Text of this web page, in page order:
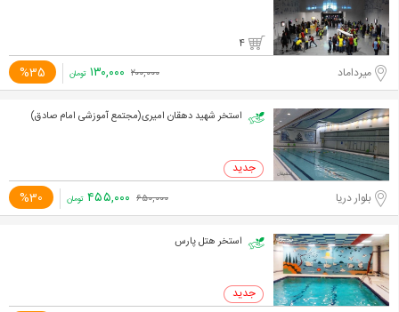
4
میرداماد %35 ۲۰۰,۰۰۰ ۱۳۰,۰۰۰ تومان
استخر شهید دهقان امیری(مجتمع آموزشی امام صادق)
بلوار دریا %30 ۶۵۰,۰۰۰ ۴۵۵,۰۰۰ تومان
استخر هتل پارس